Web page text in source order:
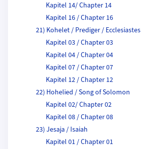
Kapitel 14/ Chapter 14
Kapitel 16 / Chapter 16
21) Kohelet / Prediger / Ecclesiastes
Kapitel 03 / Chapter 03
Kapitel 04 / Chapter 04
Kapitel 07 / Chapter 07
Kapitel 12 / Chapter 12
22) Hohelied / Song of Solomon
Kapitel 02/ Chapter 02
Kapitel 08 / Chapter 08
23) Jesaja / Isaiah
Kapitel 01 / Chapter 01